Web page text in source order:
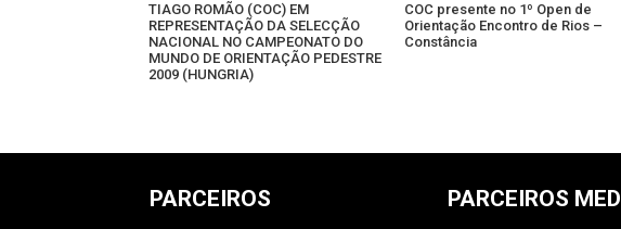
TIAGO ROMÃO (COC) EM
REPRESENTAÇÃO DA SELECÇÃO
NACIONAL NO CAMPEONATO DO
MUNDO DE ORIENTAÇÃO PEDESTRE
2009 (HUNGRIA)
COC presente no 1º Open de
Orientação Encontro de Rios –
Constância
PARCEIROS PARCEIROS